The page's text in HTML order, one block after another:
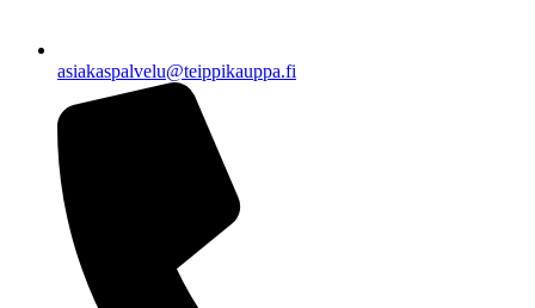
asiakaspalvelu@teippikauppa.fi